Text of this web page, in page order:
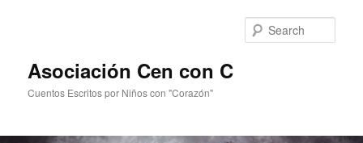
Asociación Cen con C
Cuentos Escritos por Niños con "Corazón"